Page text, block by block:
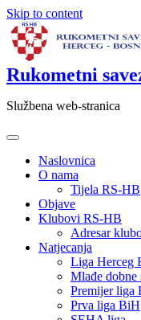
Skip to content
Rukometni
Službena web-stranica
Naslovnica
O nama
Tijela RS-HB
Objave
Klubovi RS-HB
Adresar
Natjecanja
Liga Herceg
Mlađe dobne
Premijer liga
Prva liga BiH